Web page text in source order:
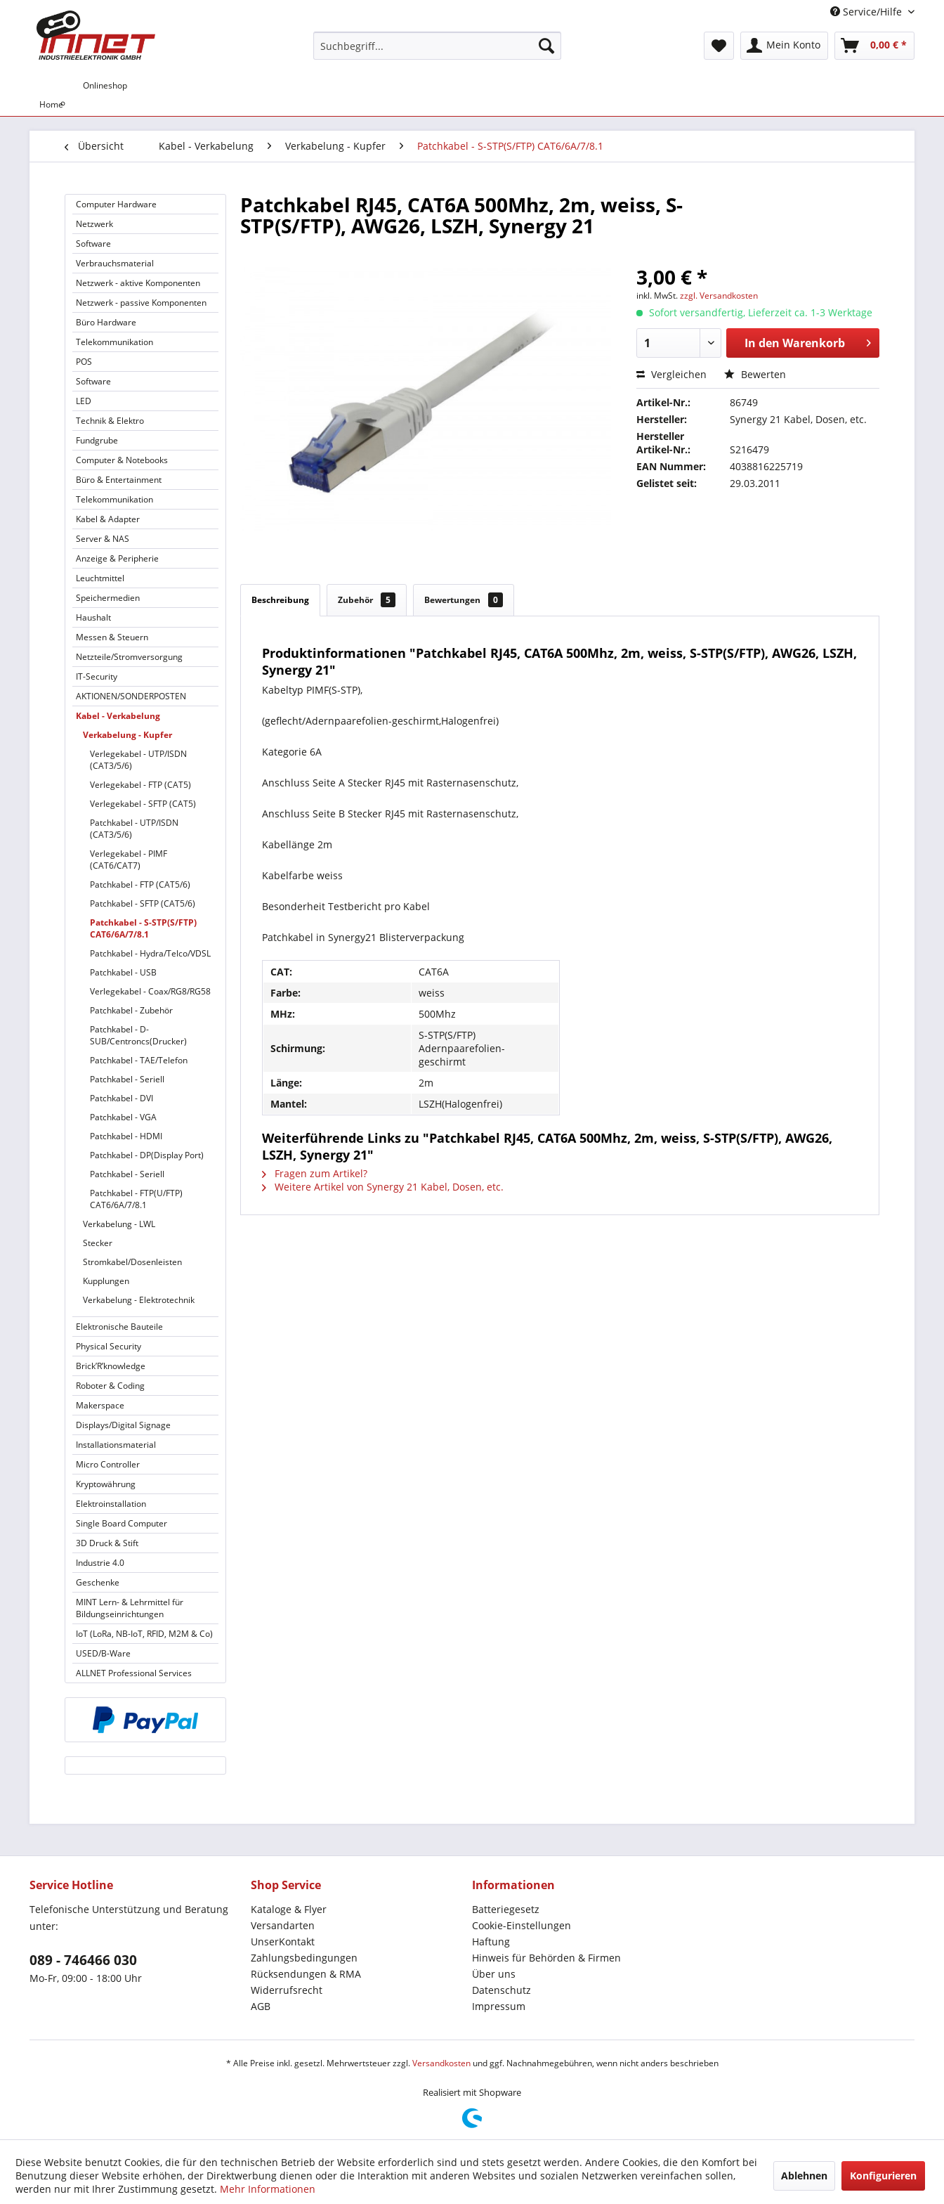
Service/Hilfe
Mein Konto 0,00 € *
Home
Onlineshop
Übersicht Kabel - Verkabelung Verkabelung - Kupfer Patchkabel - S-STP(S/FTP) CAT6/6A/7/8.1
Computer Hardware
Netzwerk
Software
Verbrauchsmaterial
Netzwerk - aktive Komponenten
Netzwerk - passive Komponenten
Büro Hardware
Telekommunikation
POS
Software
LED
Technik & Elektro
Fundgrube
Computer & Notebooks
Büro & Entertainment
Telekommunikation
Kabel & Adapter
Server & NAS
Anzeige & Peripherie
Leuchtmittel
Speichermedien
Haushalt
Messen & Steuern
Netzteile/Stromversorgung
IT-Security
AKTIONEN/SONDERPOSTEN
Kabel - Verkabelung
Verkabelung - Kupfer
Verlegekabel - UTP/ISDN
(CAT3/5/6)
Verlegekabel - FTP (CAT5)
Verlegekabel - SFTP (CAT5)
Patchkabel - UTP/ISDN
(CAT3/5/6)
Verlegekabel - PIMF
(CAT6/CAT7)
Patchkabel - FTP (CAT5/6)
Patchkabel - SFTP (CAT5/6)
Patchkabel - S-STP(S/FTP)
CAT6/6A/7/8.1
Patchkabel - Hydra/Telco/VDSL
Patchkabel - USB
Verlegekabel - Coax/RG8/RG58
Patchkabel - Zubehör
Patchkabel - D-
SUB/Centroncs(Drucker)
Patchkabel - TAE/Telefon
Patchkabel - Seriell
Patchkabel - DVI
Patchkabel - VGA
Patchkabel - HDMI
Patchkabel - DP(Display Port)
Patchkabel - Seriell
Patchkabel - FTP(U/FTP)
CAT6/6A/7/8.1
Verkabelung - LWL
Stecker
Stromkabel/Dosenleisten
Kupplungen
Verkabelung - Elektrotechnik
Elektronische Bauteile
Physical Security
Brick’R’knowledge
Roboter & Coding
Makerspace
Displays/Digital Signage
Installationsmaterial
Micro Controller
Kryptowährung
Elektroinstallation
Single Board Computer
3D Druck & Stift
Industrie 4.0
Geschenke
MINT Lern- & Lehrmittel für
Bildungseinrichtungen
IoT (LoRa, NB-IoT, RFID, M2M & Co)
USED/B-Ware
ALLNET Professional Services
Patchkabel RJ45, CAT6A 500Mhz, 2m, weiss, S-
STP(S/FTP), AWG26, LSZH, Synergy 21
3,00 € *
inkl. MwSt.zzgl. Versandkosten
Sofort versandfertig, Lieferzeit ca. 1-3 Werktage
In den Warenkorb
Vergleichen Bewerten
Artikel-Nr.:
86749
Hersteller:
Synergy 21 Kabel, Dosen, etc.
Hersteller
Artikel-Nr.:
S216479
EAN Nummer:
4038816225719
Gelistet seit:
29.03.2011
Beschreibung Zubehör 5 Bewertungen 0
Produktinformationen "Patchkabel RJ45, CAT6A 500Mhz, 2m, weiss, S-STP(S/FTP), AWG26, LSZH,
Synergy 21"
Kabeltyp PIMF(S-STP),
(geflecht/Adernpaarefolien-geschirmt,Halogenfrei)
Kategorie 6A
Anschluss Seite A Stecker RJ45 mit Rasternasenschutz,
Anschluss Seite B Stecker RJ45 mit Rasternasenschutz,
Kabellänge 2m
Kabelfarbe weiss
Besonderheit Testbericht pro Kabel
Patchkabel in Synergy21 Blisterverpackung
CAT:
CAT6A
Farbe:
weiss
MHz:
500Mhz
Schirmung:
S-STP(S/FTP)
Adernpaarefolien-
geschirmt
Länge:
2m
Mantel:
LSZH(Halogenfrei)
Weiterführende Links zu "Patchkabel RJ45, CAT6A 500Mhz, 2m, weiss, S-STP(S/FTP), AWG26,
LSZH, Synergy 21"
Fragen zum Artikel?
Weitere Artikel von Synergy 21 Kabel, Dosen, etc.
Service Hotline
Telefonische Unterstützung und Beratung
unter:
089 - 746466 030
Mo-Fr, 09:00 - 18:00 Uhr
Shop Service
Kataloge & Flyer
Versandarten
UnserKontakt
Zahlungsbedingungen
Rücksendungen & RMA
Widerrufsrecht
AGB
Informationen
Batteriegesetz
Cookie-Einstellungen
Haftung
Hinweis für Behörden & Firmen
Über uns
Datenschutz
Impressum
* Alle Preise inkl. gesetzl. Mehrwertsteuer zzgl.Versandkostenund ggf. Nachnahmegebühren, wenn nicht anders beschrieben
Realisiert mit Shopware
Diese Website benutzt Cookies, die für den technischen Betrieb der Website erforderlich sind und stets gesetzt werden. Andere Cookies, die den Komfort bei
Benutzung dieser Website erhöhen, der Direktwerbung dienen oder die Interaktion mit anderen Websites und sozialen Netzwerken vereinfachen sollen,
werden nur mit Ihrer Zustimmung gesetzt. Mehr Informationen
Ablehnen Konfigurieren